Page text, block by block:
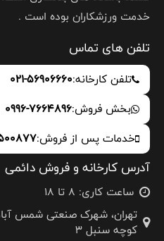
خدمت ورزشکاران بوده است .
تلفن های تماس
تلفن کارخانه:021-56906660
بخش فروش:0996-7664896
خدمات پس از فروش:
آدرس کارخانه و فروش دائمی
ساعت کاری: 8 تا 18
تهران، شهرک صنعتی شمس آباد،
کوچه سنبل 3